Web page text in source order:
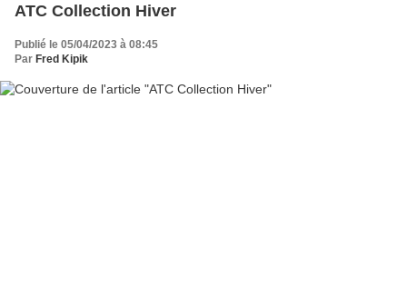
ATC Collection Hiver
Publié le 05/04/2023 à 08:45
Par Fred Kipik